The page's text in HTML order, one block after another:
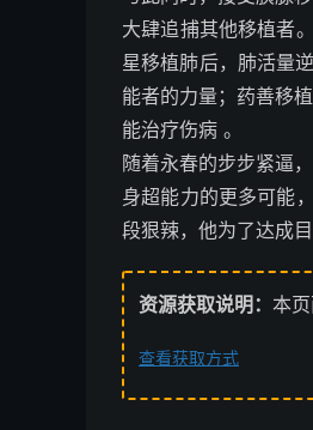
大肆追捕其他移植者
星移植肺后，肺活量
能者的力量；药善移
能治疗伤病 。​
随着永春的步步紧逼
身超能力的更多可能
段狠辣，他为了达成
资源获取说明： 本
查看获取方式